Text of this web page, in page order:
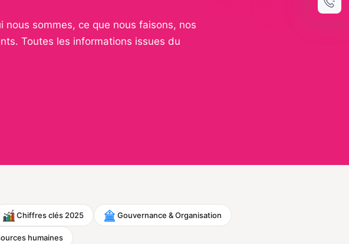
sommes, ce que nous faisons, nos
Toutes les informations issues du
Chiffres clés 2025 Gouvernance & Organisation
humaines